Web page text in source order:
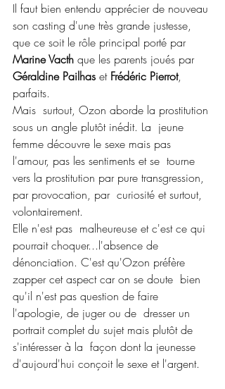
Il faut bien entendu apprécier de nouveau
son casting d'une très grande justesse,
que ce soit le rôle principal porté par
Marine Vacth que les parents joués par
Géraldine Pailhas et Frédéric Pierrot,
parfaits.
Mais  surtout, Ozon aborde la prostitution
sous un angle plutôt inédit. La  jeune
femme découvre le sexe mais pas
l'amour, pas les sentiments et se  tourne
vers la prostitution par pure transgression,
par provocation, par  curiosité et surtout,
volontairement.
Elle n'est pas  malheureuse et c'est ce qui
pourrait choquer...l'absence de
dénonciation. C'est qu'Ozon préfère
zapper cet aspect car on se doute  bien
qu'il n'est pas question de faire
l'apologie, de juger ou de  dresser un
portrait complet du sujet mais plutôt de
s'intéresser à la  façon dont la jeunesse
d'aujourd'hui conçoit le sexe et l'argent.